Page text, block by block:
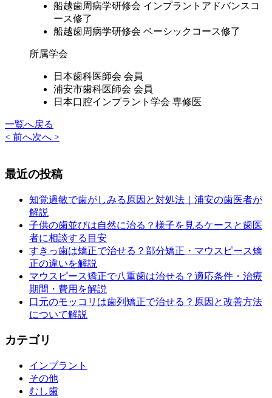
船越歯周病学研修会 インプラントアドバンスコ
ース修了
船越歯周病学研修会 ベーシックコース修了
所属学会
日本歯科医師会 会員
浦安市歯科医師会 会員
日本口腔インプラント学会 専修医
一覧へ戻る
< 前へ次へ >
最近の投稿
知覚過敏で歯がしみる原因と対処法｜浦安の歯医者が
解説
子供の歯並びは自然に治る？様子を見るケースと歯医
者に相談する目安
すきっ歯は矯正で治せる？部分矯正・マウスピース矯
正の違いを解説
マウスピース矯正で八重歯は治せる？適応条件・治療
期間・費用を解説
口元のモッコリは歯列矯正で治せる？原因と改善方法
について解説
カテゴリ
インプラント
その他
むし歯